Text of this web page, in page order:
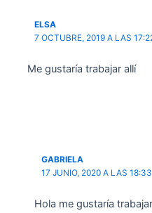
ELSA
7 OCTUBRE, 2019 A LAS
Me gustaría trabajar allí
GABRIELA
17 JUNIO, 2020 A LAS 18:33
Hola me gustaría